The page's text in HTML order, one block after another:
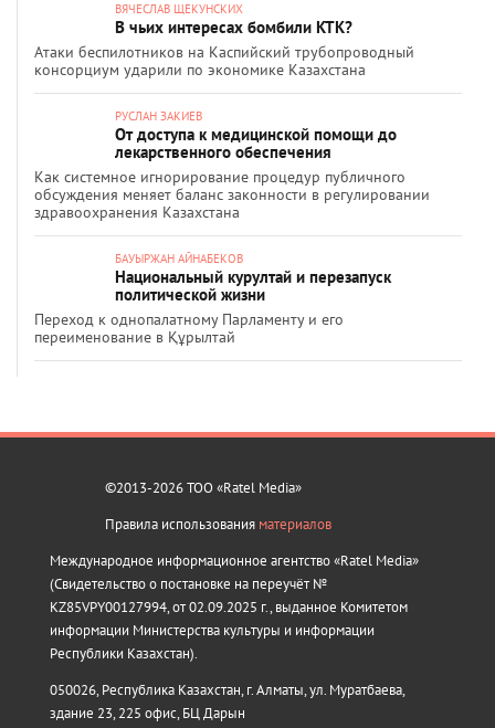
ВЯЧЕСЛАВ ЩЕКУНСКИХ
В чьих интересах бомбили КТК?
Атаки беспилотников на Каспийский трубопроводный
консорциум ударили по экономике Казахстана
РУСЛАН ЗАКИЕВ
От доступа к медицинской помощи до
лекарственного обеспечения
Как системное игнорирование процедур публичного
обсуждения меняет баланс законности в регулировании
здравоохранения Казахстана
БАУЫРЖАН АЙНАБЕКОВ
Национальный курултай и перезапуск
политической жизни
Переход к однопалатному Парламенту и его
переименование в Құрылтай
©2013-2026 ТОО «Ratel Media»
Правила использования материалов
Международное информационное агентство «Ratel Media»
(Свидетельство о постановке на переучёт №
KZ85VPY00127994, от 02.09.2025 г., выданное Комитетом
информации Министерства культуры и информации
Республики Казахстан).
050026, Республика Казахстан, г. Алматы, ул. Муратбаева,
здание 23, 225 офис, БЦ Дарын